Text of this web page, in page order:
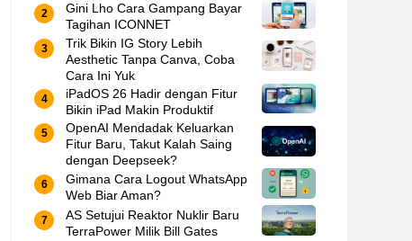
Gini Lho Cara Gampang Bayar
Tagihan ICONNET
Trik Bikin IG Story Lebih
Aesthetic Tanpa Canva, Coba
Cara Ini Yuk
iPadOS 26 Hadir dengan Fitur
Bikin iPad Makin Produktif
OpenAI Mendadak Keluarkan
Fitur Baru, Takut Kalah Saing
dengan Deepseek?
Gimana Cara Logout WhatsApp
Web Biar Aman?
AS Setujui Reaktor Nuklir Baru
TerraPower Milik Bill Gates